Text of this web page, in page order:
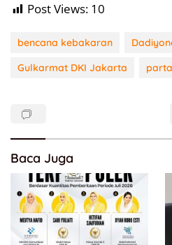
Post Views: 10
bencana kebakaran
Gulkarmat DKI Jakarta
Baca Juga